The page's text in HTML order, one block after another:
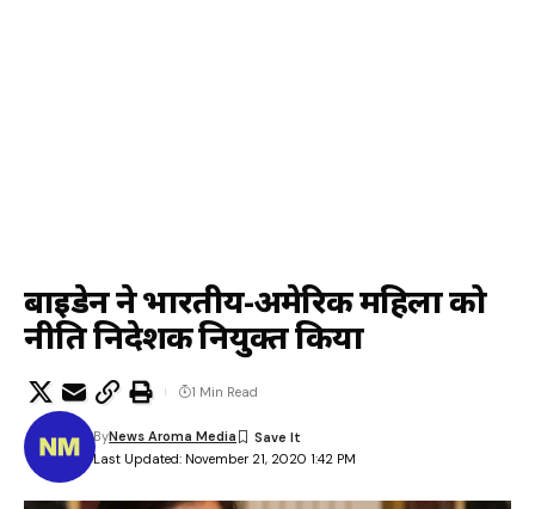
बाइडेन ने भारतीय-अमेरिकी महिला को
नीति निदेशक नियुक्त किया
Last Updated: November 21, 2020 1:42 PM
ByNews Aroma Media
1 Min Read